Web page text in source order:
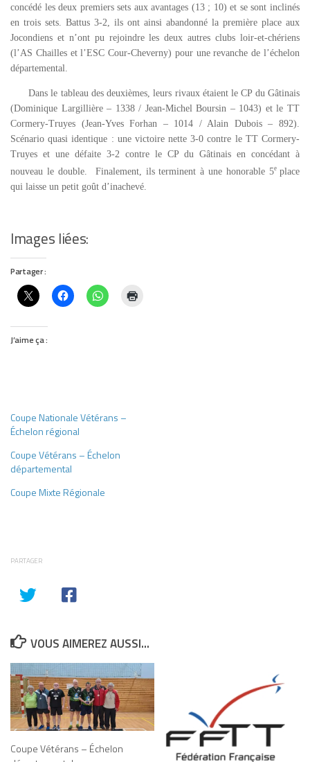
concédé les deux premiers sets aux avantages (13 ; 10) et se sont inclinés
en trois sets. Battus 3-2, ils ont ainsi abandonné la première place aux
Jocondiens et n’ont pu rejoindre les deux autres clubs loir-et-chériens
(l’AS Chailles et l’ESC Cour-Cheverny) pour une revanche de l’échelon
départemental.
Dans le tableau des deuxièmes, leurs rivaux étaient le CP du Gâtinais
(Dominique Largillière – 1338 / Jean-Michel Boursin – 1043) et le TT
Cormery-Truyes (Jean-Yves Forhan – 1014 / Alain Dubois – 892).
Scénario quasi identique : une victoire nette 3-0 contre le TT Cormery-
Truyes et une défaite 3-2 contre le CP du Gâtinais en concédant à
nouveau le double. Finalement, ils terminent à une honorable 5eplace
qui laisse un petit goût d’inachevé.
Images liées:
Partager :
J’aime ça :
Coupe Nationale Vétérans –
Échelon régional
Coupe Vétérans – Échelon
départemental
Coupe Mixte Régionale
PARTAGER
VOUS AIMEREZ AUSSI...
Coupe Vétérans – Échelon